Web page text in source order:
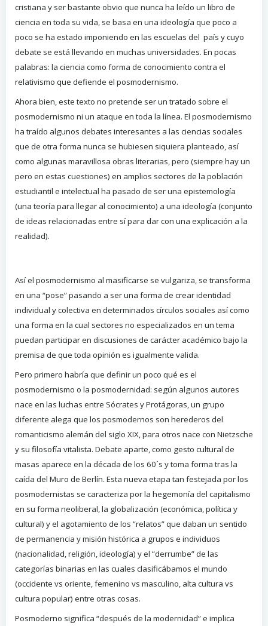
cristiana y ser bastante obvio que nunca ha leído un libro de
ciencia en toda su vida, se basa en una ideología que poco a
poco se ha estado imponiendo en las escuelas del país y cuyo
debate se está llevando en muchas universidades. En pocas
palabras: la ciencia como forma de conocimiento contra el
relativismo que defiende el posmodernismo.
Ahora bien, este texto no pretende ser un tratado sobre el
posmodernismo ni un ataque en toda la línea. El posmodernismo
ha traído algunos debates interesantes a las ciencias sociales
que de otra forma nunca se hubiesen siquiera planteado, así
como algunas maravillosa obras literarias, pero (siempre hay un
pero en estas cuestiones) en amplios sectores de la población
estudiantil e intelectual ha pasado de ser una epistemología
(una teoría para llegar al conocimiento) a una ideología (conjunto
de ideas relacionadas entre sí para dar con una explicación a la
realidad).
Así el posmodernismo al masificarse se vulgariza, se transforma
en una “pose” pasando a ser una forma de crear identidad
individual y colectiva en determinados círculos sociales así como
una forma en la cual sectores no especializados en un tema
puedan participar en discusiones de carácter académico bajo la
premisa de que toda opinión es igualmente valida.
Pero primero habría que definir un poco qué es el
posmodernismo o la posmodernidad: según algunos autores
nace en las luchas entre Sócrates y Protágoras, un grupo
diferente alega que los posmodernos son herederos del
romanticismo alemán del siglo XIX, para otros nace con Nietzsche
y su filosofía vitalista. Debate aparte, como gesto cultural de
masas aparece en la década de los 60´s y toma forma tras la
caída del Muro de Berlín. Esta nueva etapa tan festejada por los
posmodernistas se caracteriza por la hegemonía del capitalismo
en su forma neoliberal, la globalización (económica, política y
cultural) y el agotamiento de los “relatos” que daban un sentido
de permanencia y misión histórica a grupos e individuos
(nacionalidad, religión, ideología) y el “derrumbe” de las
categorías binarias en las cuales clasificábamos el mundo
(occidente vs oriente, femenino vs masculino, alta cultura vs
cultura popular) entre otras cosas.
Posmoderno significa “después de la modernidad” e implica